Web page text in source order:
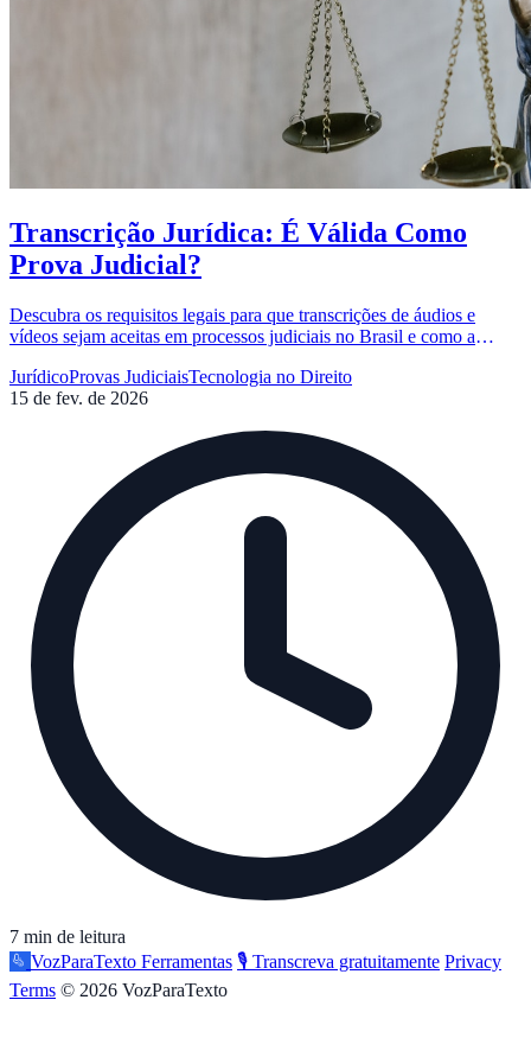
Transcrição Jurídica: É Válida Como
Prova Judicial?
Descubra os requisitos legais para que transcrições de áudios e
vídeos sejam aceitas em processos judiciais no Brasil e como a
JurídicoProvas JudiciaisTecnologia no Direito
15 de fev. de 2026
7 min de leitura
VozParaTexto Ferramentas 🎙️ Transcreva gratuitamente Privacy
Terms © 2026 VozParaTexto